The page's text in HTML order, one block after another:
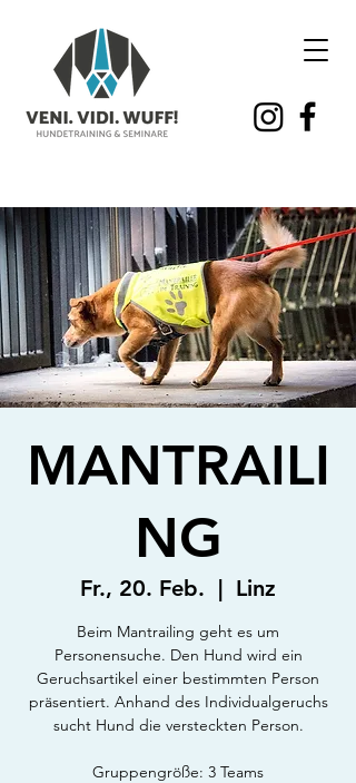
MANTRAILI
NG
Fr., 20. Feb.
  |
Linz
Beim Mantrailing geht es um
Personensuche. Den Hund wird ein
Geruchsartikel einer bestimmten Person
präsentiert. Anhand des Individualgeruchs
sucht Hund die versteckten Person.
Gruppengröße: 3 Teams